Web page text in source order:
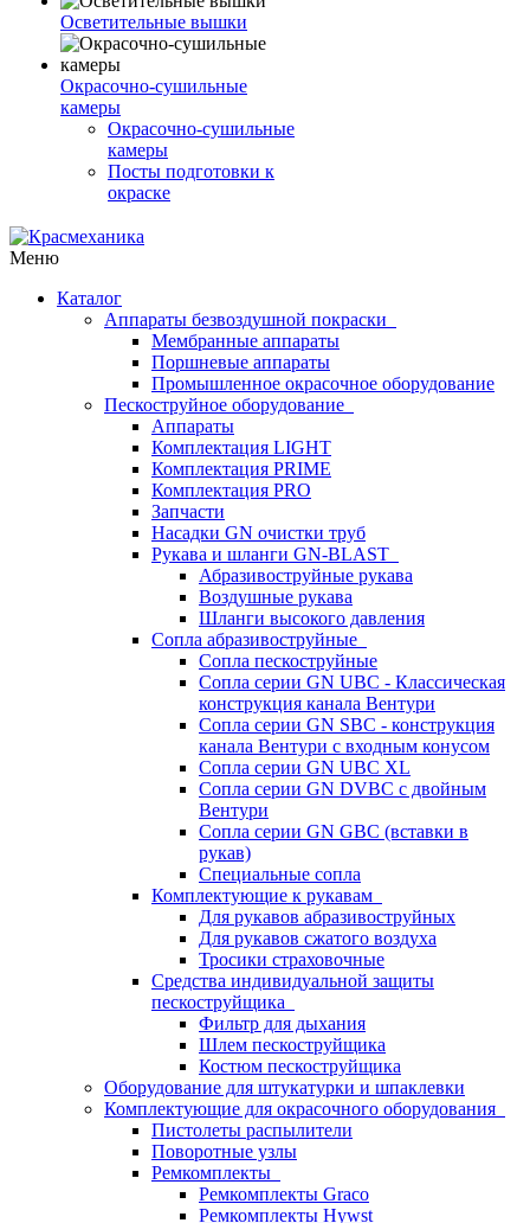
Осветительные вышки
Окрасочно-сушильные
камеры
Окрасочно-сушильные
камеры
Посты подготовки к
окраске
Меню
Каталог
Аппараты безвоздушной покраски
Мембранные аппараты
Поршневые аппараты
Промышленное окрасочное оборудование
Пескоструйное оборудование
Аппараты
Комплектация LIGHT
Комплектация PRIME
Комплектация PRO
Запчасти
Насадки GN очистки труб
Рукава и шланги GN-BLAST
Абразивоструйные рукава
Воздушные рукава
Шланги высокого давления
Сопла абразивоструйные
Сопла пескоструйные
Сопла серии GN UBC - Классическая
конструкция канала Вентури
Сопла серии GN SBC - конструкция
канала Вентури c входным конусом
Сопла серии GN UBC XL
Сопла серии GN DVBC с двойным
Вентури
Сопла серии GN GBC (вставки в
рукав)
Специальные сопла
Комплектующие к рукавам
Для рукавов абразивоструйных
Для рукавов сжатого воздуха
Тросики страховочные
Средства индивидуальной защиты
пескоструйщика
Фильтр для дыхания
Шлем пескоструйщика
Костюм пескоструйщика
Оборудование для штукатурки и шпаклевки
Комплектующие для окрасочного оборудования
Пистолеты распылители
Поворотные узлы
Ремкомплекты
Ремкомплекты Graco
Ремкомплекты Hywst